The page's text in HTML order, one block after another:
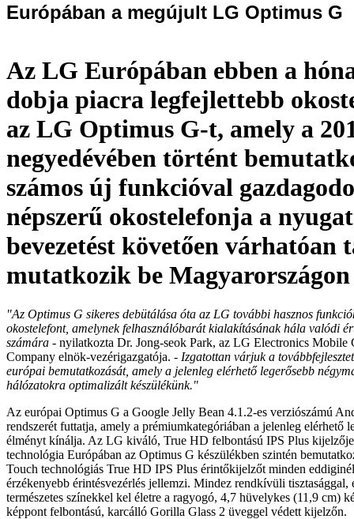
Európában a megújult LG Optimus G
Az LG Európában ebben a
dobja piacra legfejlettebb
az LG Optimus G-t, amely a
negyedévében történt
számos új funkcióval
népszerű okostelefonja a
bevezetést követően várhatóan
mutatkozik be Magyarországon
"Az Optimus G sikeres debütálása óta az LG további hasznos
okostelefont, amelynek felhasználóbarát kialakításának hála valódi
számára - nyilatkozta Dr. Jong-seok Park, az LG Electronics Mobile
Company elnök-vezérigazgatója. - Izgatottan várjuk a
európai bemutatkozását, amely a jelenleg elérhető legerősebb
hálózatokra optimalizált készülékünk."
Az európai Optimus G a Google Jelly Bean 4.1.2-es verziószámú
rendszerét futtatja, amely a prémiumkategóriában a jelenleg elérhető
élményt kínálja. Az LG kiváló, True HD felbontású IPS Plus
technológia Európában az Optimus G készülékben szintén
Touch technológiás True HD IPS Plus érintőkijelzőt minden
érzékenyebb érintésvezérlés jellemzi. Mindez rendkívüli tisztasággal,
természetes színekkel kel életre a ragyogó, 4,7 hüvelykes (11,9 cm)
képpont felbontású, karcálló Gorilla Glass 2 üveggel védett kijelzőn.